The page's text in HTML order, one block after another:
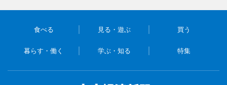
食べる 見る・遊ぶ 買う
暮らす・働く 学ぶ・知る 特集